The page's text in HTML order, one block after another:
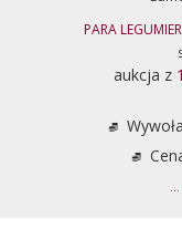
PARA
aukcja z